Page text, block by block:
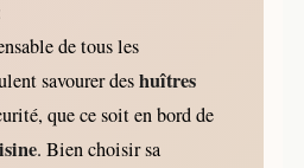
de tous les
savourer deshuîtres
que ce soit en bord de
. Bien choisir sa